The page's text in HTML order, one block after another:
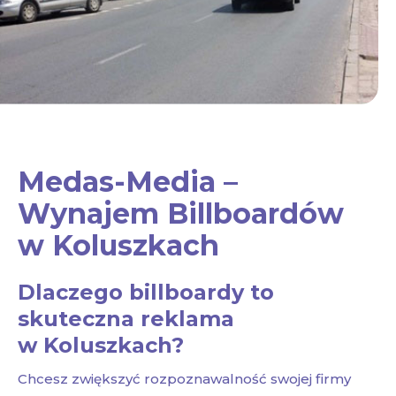
Medas-Media –
Wynajem Billboardów
w Koluszkach
Dlaczego billboardy to
skuteczna reklama
w Koluszkach?
Chcesz zwiększyć rozpoznawalność swojej firmy